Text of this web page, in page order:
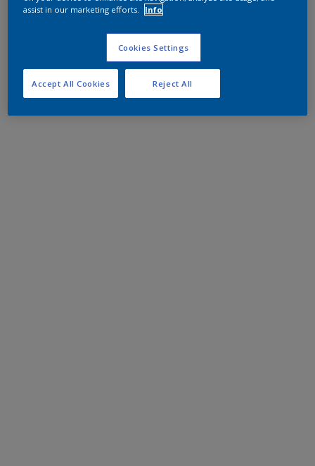
assist in our marketing efforts.
Info
Cookies Settings
Reject All
Accept All Cookies